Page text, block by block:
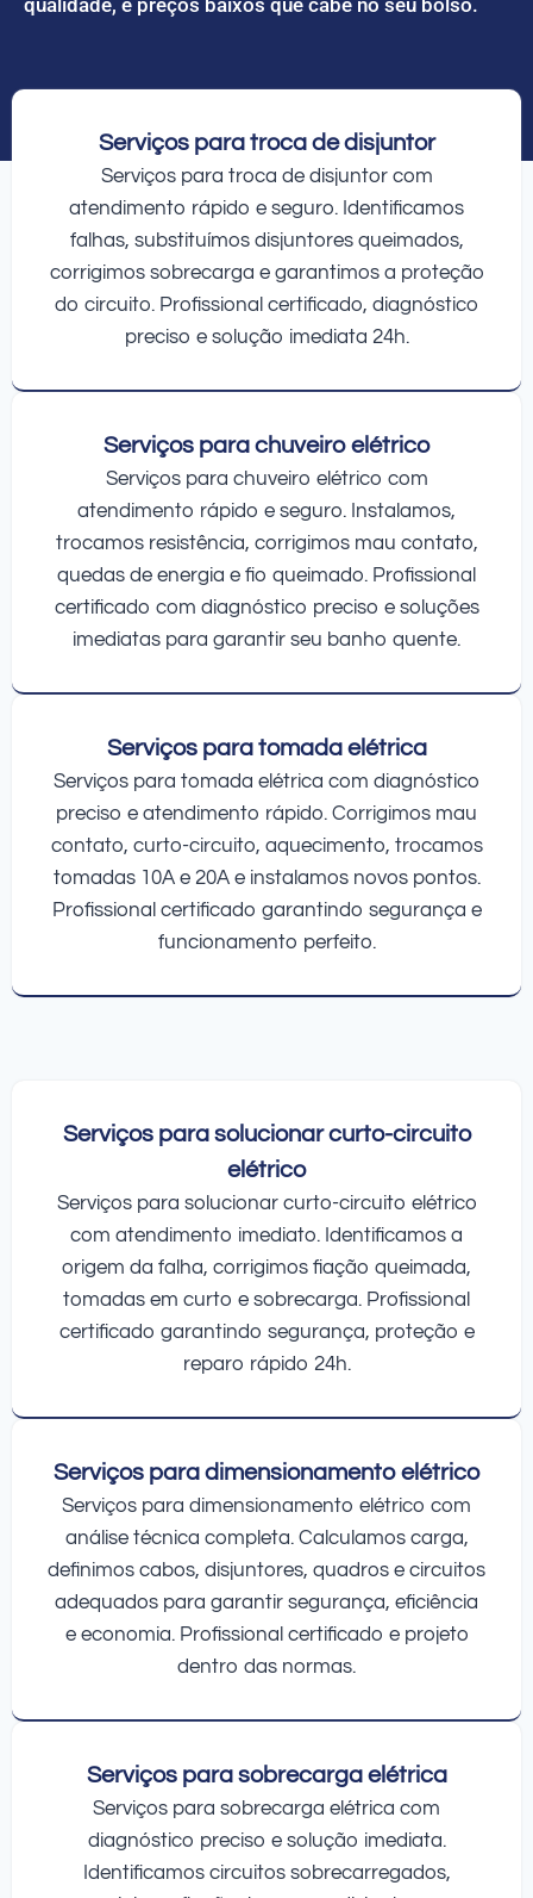
Serviços para troca de disjuntor
Serviços para troca de disjuntor com
atendimento rápido e seguro. Identificamos
falhas, substituímos disjuntores queimados,
corrigimos sobrecarga e garantimos a proteção
do circuito. Profissional certificado, diagnóstico
preciso e solução imediata 24h.
Serviços para chuveiro elétrico
Serviços para chuveiro elétrico com
atendimento rápido e seguro. Instalamos,
trocamos resistência, corrigimos mau contato,
quedas de energia e fio queimado. Profissional
certificado com diagnóstico preciso e soluções
imediatas para garantir seu banho quente.
Serviços para tomada elétrica
Serviços para tomada elétrica com diagnóstico
preciso e atendimento rápido. Corrigimos mau
contato, curto-circuito, aquecimento, trocamos
tomadas 10A e 20A e instalamos novos pontos.
Profissional certificado garantindo segurança e
funcionamento perfeito.
Serviços para solucionar curto-circuito
elétrico
Serviços para solucionar curto-circuito elétrico
com atendimento imediato. Identificamos a
origem da falha, corrigimos fiação queimada,
tomadas em curto e sobrecarga. Profissional
certificado garantindo segurança, proteção e
reparo rápido 24h.
Serviços para dimensionamento elétrico
Serviços para dimensionamento elétrico com
análise técnica completa. Calculamos carga,
definimos cabos, disjuntores, quadros e circuitos
adequados para garantir segurança, eficiência
e economia. Profissional certificado e projeto
dentro das normas.
Serviços para sobrecarga elétrica
Serviços para sobrecarga elétrica com
diagnóstico preciso e solução imediata.
Identificamos circuitos sobrecarregados,